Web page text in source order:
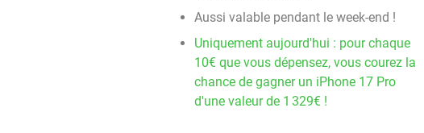
Aussi valable pendant le week-end !
Uniquement aujourd'hui : pour chaque
10€ que vous dépensez, vous courez la
chance de gagner un iPhone 17 Pro
d'une valeur de 1 329€ !